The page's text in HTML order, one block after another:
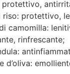
protettivo,
riso: protettivo,
camomilla:
rinfrescante;
d’oliva: